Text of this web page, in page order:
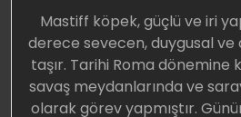
Mastiff köpek, güçlü ve iri
derece sevecen, duygusal
taşır. Tarihi Roma dönemine
savaş meydanlarında ve
olarak görev yapmıştır.